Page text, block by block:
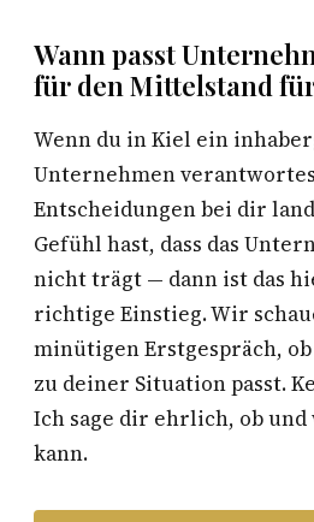
Wann passt
für den Mittelstand
Wenn du in Kiel ein
Unternehmen
Entscheidungen bei dir
Gefühl hast, dass das
nicht trägt — dann ist das
richtige Einstieg. Wir
minütigen Erstgespräch,
zu deiner Situation passt.
Ich sage dir ehrlich, ob
kann.